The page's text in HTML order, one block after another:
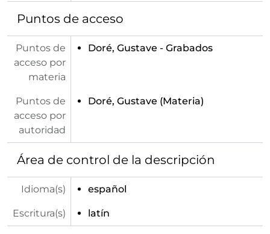
Puntos de acceso
Puntos de
acceso por
materia
Doré, Gustave - Grabados
Puntos de
acceso por
autoridad
Doré, Gustave (Materia)
Área de control de la descripción
Idioma(s) español
Escritura(s) latín